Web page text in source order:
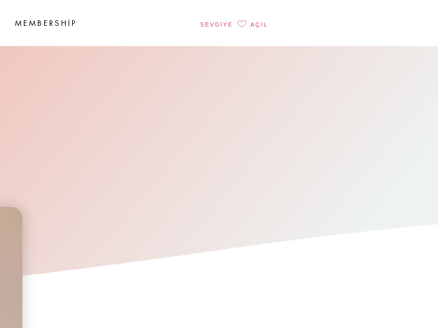
MEMBERSHIP SEVGIYE AÇIL